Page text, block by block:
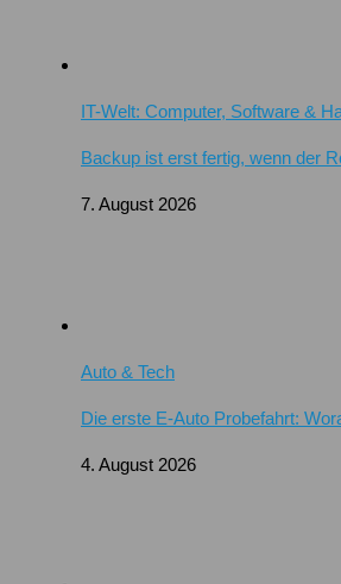
IT-Welt: Computer, Software &
Backup ist erst fertig, wenn der
7. August 2026
Auto & Tech
Die erste E-Auto Probefahrt:
4. August 2026